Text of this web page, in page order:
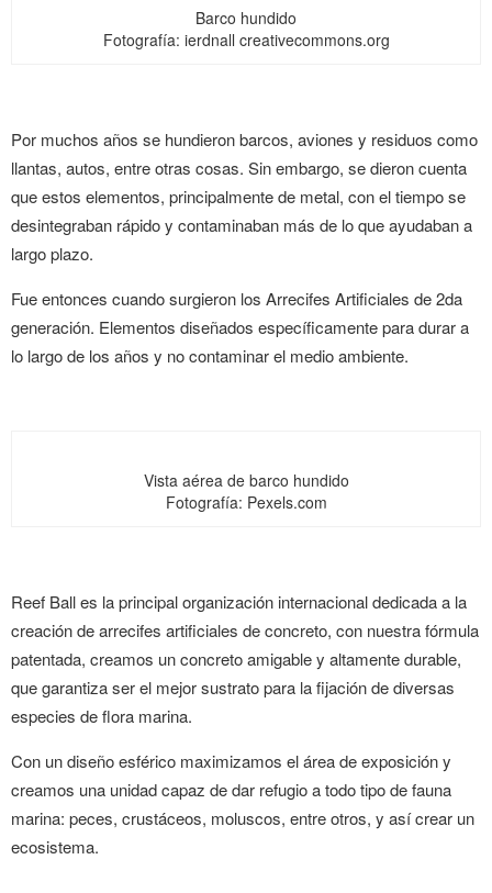
Barco hundido
Fotografía: ierdnall creativecommons.org
Por muchos años se hundieron barcos, aviones y residuos como
llantas, autos, entre otras cosas. Sin embargo, se dieron cuenta
que estos elementos, principalmente de metal, con el tiempo se
desintegraban rápido y contaminaban más de lo que ayudaban a
largo plazo.
Fue entonces cuando surgieron los Arrecifes Artificiales de 2da
generación. Elementos diseñados específicamente para durar a
lo largo de los años y no contaminar el medio ambiente.
Vista aérea de barco hundido
Fotografía: Pexels.com
Reef Ball es la principal organización internacional dedicada a la
creación de arrecifes artificiales de concreto, con nuestra fórmula
patentada, creamos un concreto amigable y altamente durable,
que garantiza ser el mejor sustrato para la fijación de diversas
especies de flora marina.
Con un diseño esférico maximizamos el área de exposición y
creamos una unidad capaz de dar refugio a todo tipo de fauna
marina: peces, crustáceos, moluscos, entre otros, y así crear un
ecosistema.